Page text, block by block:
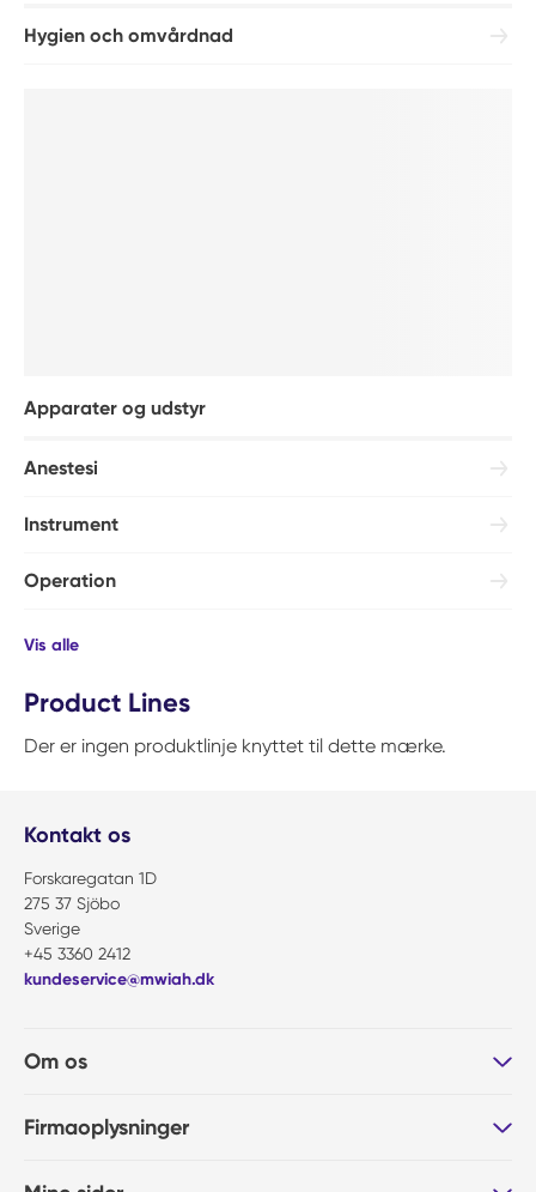
Hygien och omvårdnad
Apparater og udstyr
Anestesi
Instrument
Operation
Vis alle
Product Lines
Der er ingen produktlinje knyttet til dette mærke.
Kontakt os
Forskaregatan 1D
275 37 Sjöbo
Sverige
+45 3360 2412
kundeservice@mwiah.dk
Om os
Firmaoplysninger